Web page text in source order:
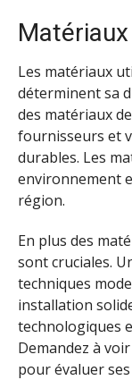
Les matériaux
déterminent sa
des matériaux
fournisseurs et
durables. Les
environnement
région.
En plus des
sont cruciales.
techniques
installation
technologiques
Demandez à
pour évaluer